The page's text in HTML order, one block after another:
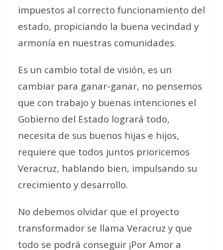
impuestos al correcto funcionamiento del
estado, propiciando la buena vecindad y
armonía en nuestras comunidades.
Es un cambio total de visión, es un
cambiar para ganar-ganar, no pensemos
que con trabajo y buenas intenciones el
Gobierno del Estado logrará todo,
necesita de sus buenos hijas e hijos,
requiere que todos juntos prioricemos
Veracruz, hablando bien, impulsando su
crecimiento y desarrollo.
No debemos olvidar que el proyecto
transformador se llama Veracruz y que
todo se podrá conseguir ¡Por Amor a